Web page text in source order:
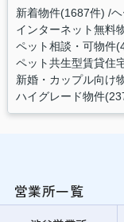
新着物件(1687件)
インターネット無料
ペット相談・可物件
ペット共生型賃貸住
新婚・カップル向け
ハイグレード物件
営業所一覧